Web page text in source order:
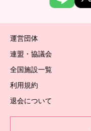
運営団体
連盟・協議会
全国施設一覧
利用規約
退会について